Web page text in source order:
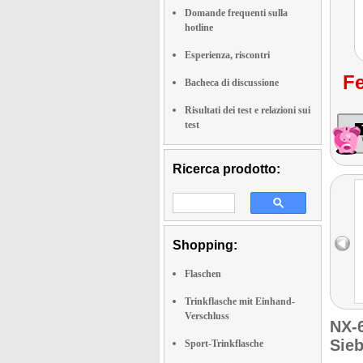
Domande frequenti sulla
hotline
Esperienza, riscontri
Bacheca di discussione
Risultati dei test e relazioni sui
test
Ricerca prodotto:
Shopping:
Flaschen
Trinkflasche mit Einhand-
Verschluss
Sport-Trinkflasche
NX-
Sieb